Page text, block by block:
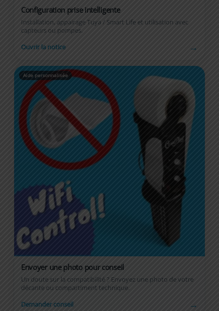
Configuration prise intelligente
Installation, appairage Tuya / Smart Life et utilisation avec
capteurs ou pompes.
Ouvrir la notice →
Aide personnalisée
Envoyer une photo pour conseil
Un doute sur la compatibilité ? Envoyez une photo de votre
décante ou compartiment technique.
Demander conseil →